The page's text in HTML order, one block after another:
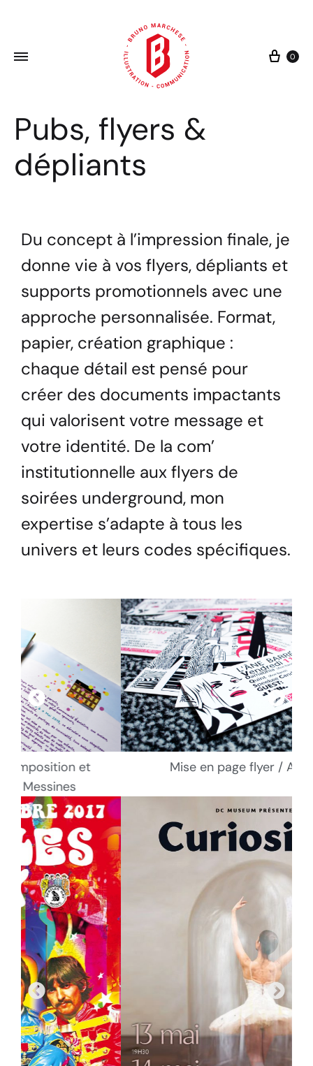
0
Pubs, flyers &
dépliants
Du concept à l’impression finale, je
donne vie à vos flyers, dépliants et
supports promotionnels avec une
approche personnalisée. Format,
papier, création graphique :
chaque détail est pensé pour
créer des documents impactants
qui valorisent votre message et
votre identité. De la com’
institutionnelle aux flyers de
soirées underground, mon
expertise s’adapte à tous les
univers et leurs codes spécifiques.
Mise en page flyer / Ane Barré